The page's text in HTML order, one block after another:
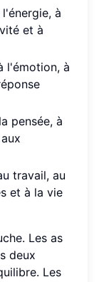
à
et à
l'émotion, à
pensée, à
travail, au
et à la vie
Les as
deux
Les